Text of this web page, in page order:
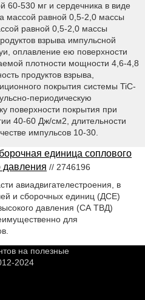
60-530 мг и сердечника в виде
массой равной 0,5-2,0 массы
равной 0,5-2,0 массы
взрыва импульсной
оплавление ею поверхности
плотности мощности 4,6-4,8
продуктов взрыва,
покрытия системы TiC-
периодическую
поверхности покрытия при
40-60 Дж/см2, длительности
импульсов 10-30.
единица соплового
давления // 2746196
авиадвигателестроения, в
и сборочных единиц (ДСЕ)
давления (СА ТВД)
для
на полезные
2024